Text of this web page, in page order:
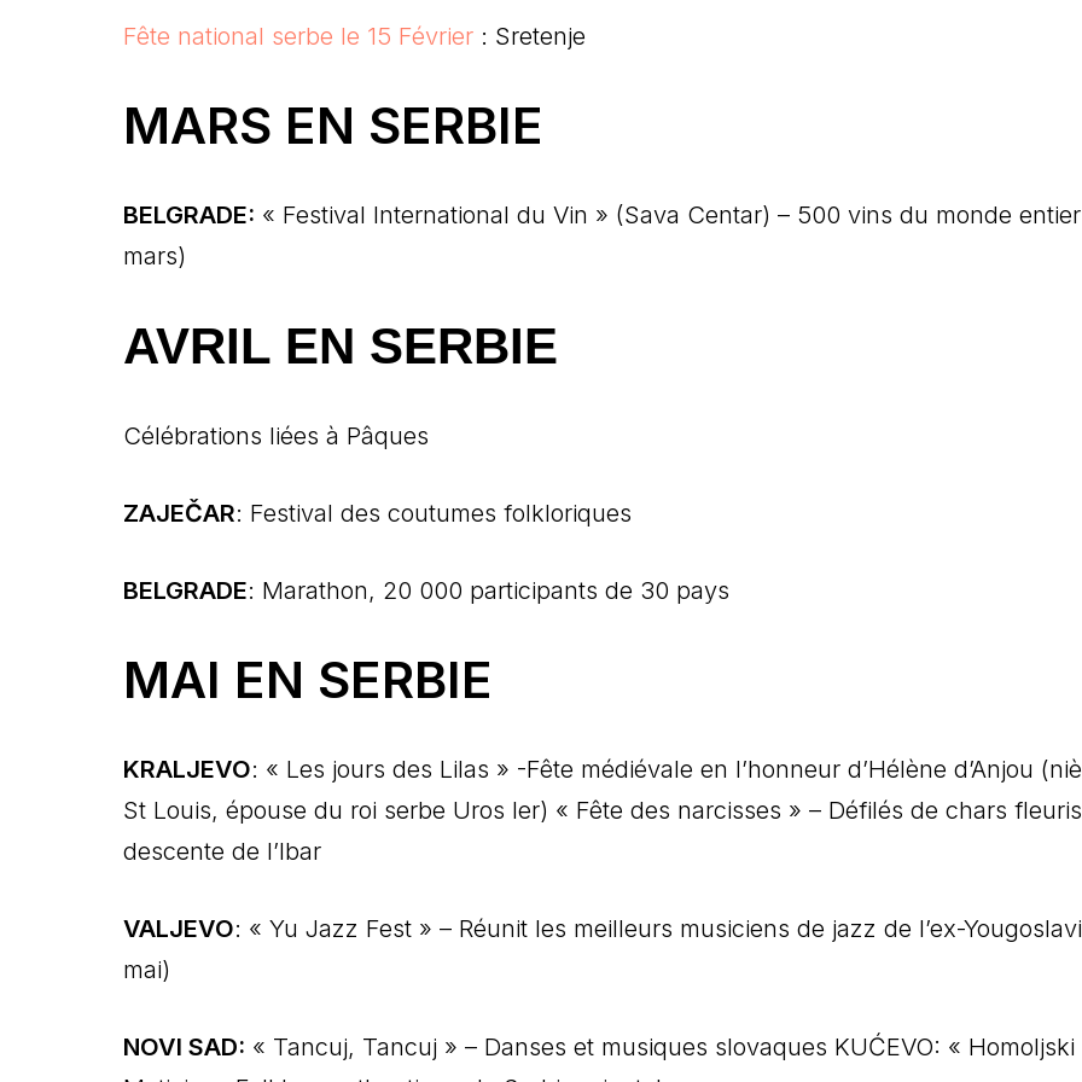
Fête national serbe le 15 Février : Sretenje
MARS EN SERBIE
BELGRADE: « Festival International du Vin » (Sava Centar) – 500 vins du monde
mars)
AVRIL EN SERBIE
Célébrations liées à Pâques
ZAJEČAR: Festival des coutumes folkloriques
BELGRADE: Marathon, 20 000 participants de 30 pays
MAI EN SERBIE
KRALJEVO: « Les jours des Lilas » -Fête médiévale en l’honneur d’Hélène d’Anjou
St Louis, épouse du roi serbe Uros Ier) « Fête des narcisses » – Défilés de chars
descente de l’Ibar
VALJEVO: « Yu Jazz Fest » – Réunit les meilleurs musiciens de jazz de l’ex-
mai)
NOVI SAD: « Tancuj, Tancuj » – Danses et musiques slovaques KUĆEVO: « Homoljski